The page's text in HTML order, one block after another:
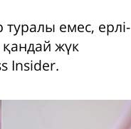
емес, ерлі-
қандай жүк
Insider.